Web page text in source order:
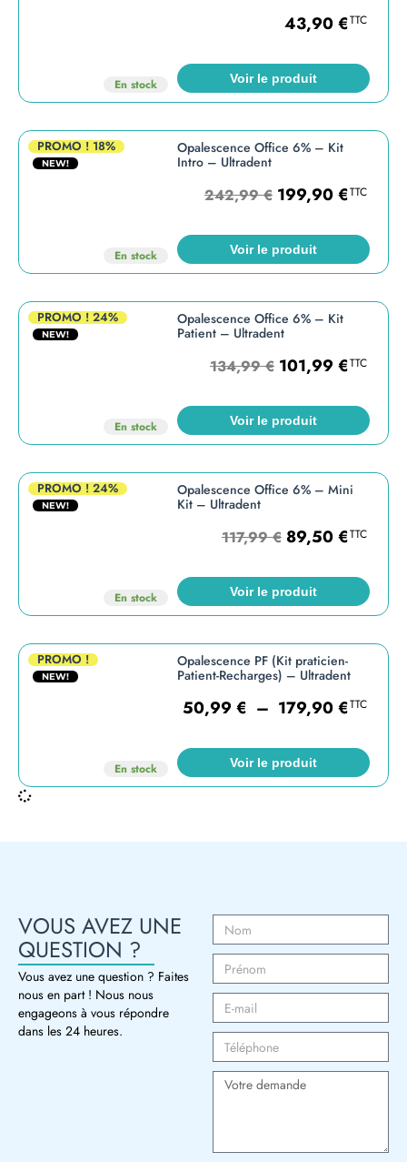
En stock
43,90€TTC
Voir le produit
PROMO ! 18%
NEW!
En stock
Opalescence Office 6% – Kit
Intro – Ultradent
242,99€ 199,90€TTC
Voir le produit
PROMO ! 24%
NEW!
En stock
Opalescence Office 6% – Kit
Patient – Ultradent
134,99€ 101,99€TTC
Voir le produit
PROMO ! 24%
NEW!
En stock
Opalescence Office 6% – Mini
Kit – Ultradent
117,99€ 89,50€TTC
Voir le produit
PROMO !
NEW!
En stock
Opalescence PF (Kit praticien-
Patient-Recharges) – Ultradent
50,99€ – 179,90€TTC
Voir le produit
VOUS AVEZ UNE
QUESTION ?
Vous avez une question ? Faites
nous en part ! Nous nous
engageons à vous répondre
dans les 24 heures.